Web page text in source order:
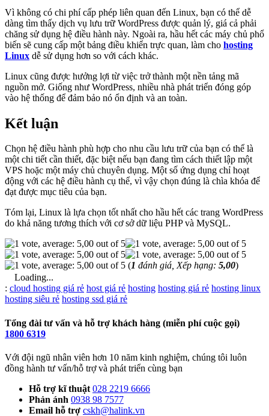
Vì không có chi phí cấp phép liên quan đến Linux, bạn có thể dễ
dàng tìm thấy dịch vụ lưu trữ WordPress được quản lý, giá cả phải
chăng sử dụng hệ điều hành này. Ngoài ra, hầu hết các máy chủ phổ
biến sẽ cung cấp một bảng điều khiển trực quan, làm cho hosting
Linux dễ sử dụng hơn so với cách khác.
Linux cũng được hưởng lợi từ việc trở thành một nền tảng mã
nguồn mở. Giống như WordPress, nhiều nhà phát triển đóng góp
vào hệ thống để đảm bảo nó ổn định và an toàn.
Kết luận
Chọn hệ điều hành phù hợp cho nhu cầu lưu trữ của bạn có thể là
một chi tiết cần thiết, đặc biệt nếu bạn đang tìm cách thiết lập một
VPS hoặc một máy chủ chuyên dụng. Một số ứng dụng chỉ hoạt
động với các hệ điều hành cụ thể, vì vậy chọn đúng là chìa khóa để
đạt được mục tiêu của bạn.
Tóm lại, Linux là lựa chọn tốt nhất cho hầu hết các trang WordPress
do khả năng tương thích với cơ sở dữ liệu PHP và MySQL.
(1 đánh giá, Xếp hạng: 5,00)
Loading...
Từ
khóa
: cloud hosting giá rẻ host giá rẻ hosting hosting giá rẻ hosting linux
hosting siêu rẻ hosting ssd giá rẻ
Tổng đài tư vấn và hỗ trợ khách hàng (miễn phí cuộc gọi)
1800 6319
Với đội ngũ nhân viên hơn 10 năm kinh nghiệm, chúng tôi luôn
đồng hành tư vấn/hỗ trợ và phát triển cùng bạn
Hỗ trợ kĩ thuật 028 2219 6666
Phản ánh 0938 98 7577
Email hỗ trợ cskh@halink.vn